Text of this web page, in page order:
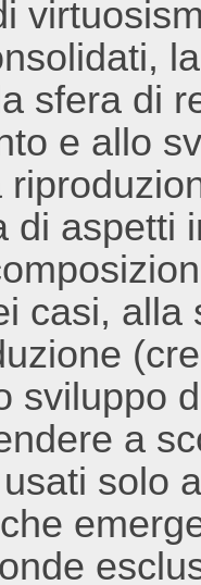
sfera di
e allo
di aspetti
casi,
sviluppo
a
solo